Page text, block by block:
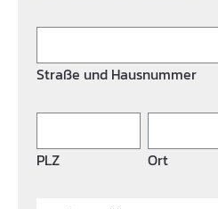
Straße und Hausnummer
PLZ Ort